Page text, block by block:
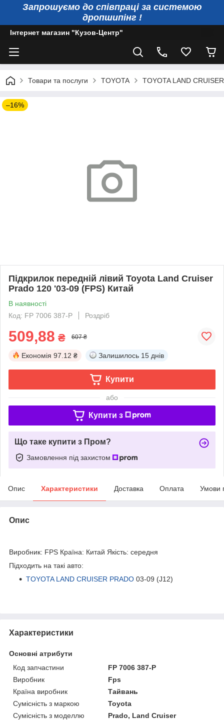
Запрошуємо до співпраці за системою
дропшипінг !
Інтернет магазин "Кузов-Центр"
Товари та послуги TOYOTA TOYOTA LAND
–16%
Підкрилок передній лівий Toyota Land Cruiser
Prado 120 '03-09 (FPS) Китай
В наявності
Код: FP 7006 387-P
Роздріб
509,88 ₴ 607 ₴
Економія 97.12 ₴ Залишилось 15 днів
Купити
або
Купити з
Що таке купити з Пром?
Замовлення під захистом
Опис Характеристики Доставка Оплата Умови
Опис
Виробник: FPS Країна: Китай Якість: середня
Підходить на такі авто:
TOYOTA LAND CRUISER PRADO 03-09 (J12)
Характеристики
Основні атрибути
Код запчастини
FP 7006 387-P
Виробник
Fps
Країна виробник
Тайвань
Сумісність з маркою
Toyota
Сумісність з моделлю
Prado, Land Cruiser